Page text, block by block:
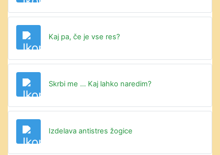
Kaj pa, če je vse res?Datoteka
Skrbi me ... Kaj lahko naredim?Datoteka
Izdelava antistres žogice